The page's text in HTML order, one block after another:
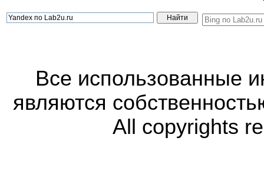
Все использованные
являются
All copyrights